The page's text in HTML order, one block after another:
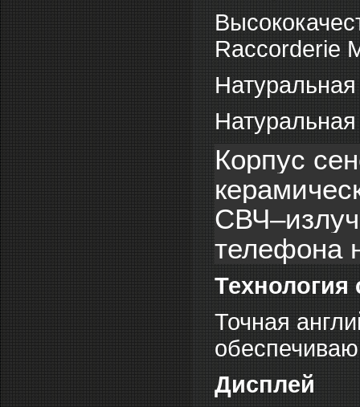
Raccorderie
Корпус
телефона
Технология
Точная
Дисплей